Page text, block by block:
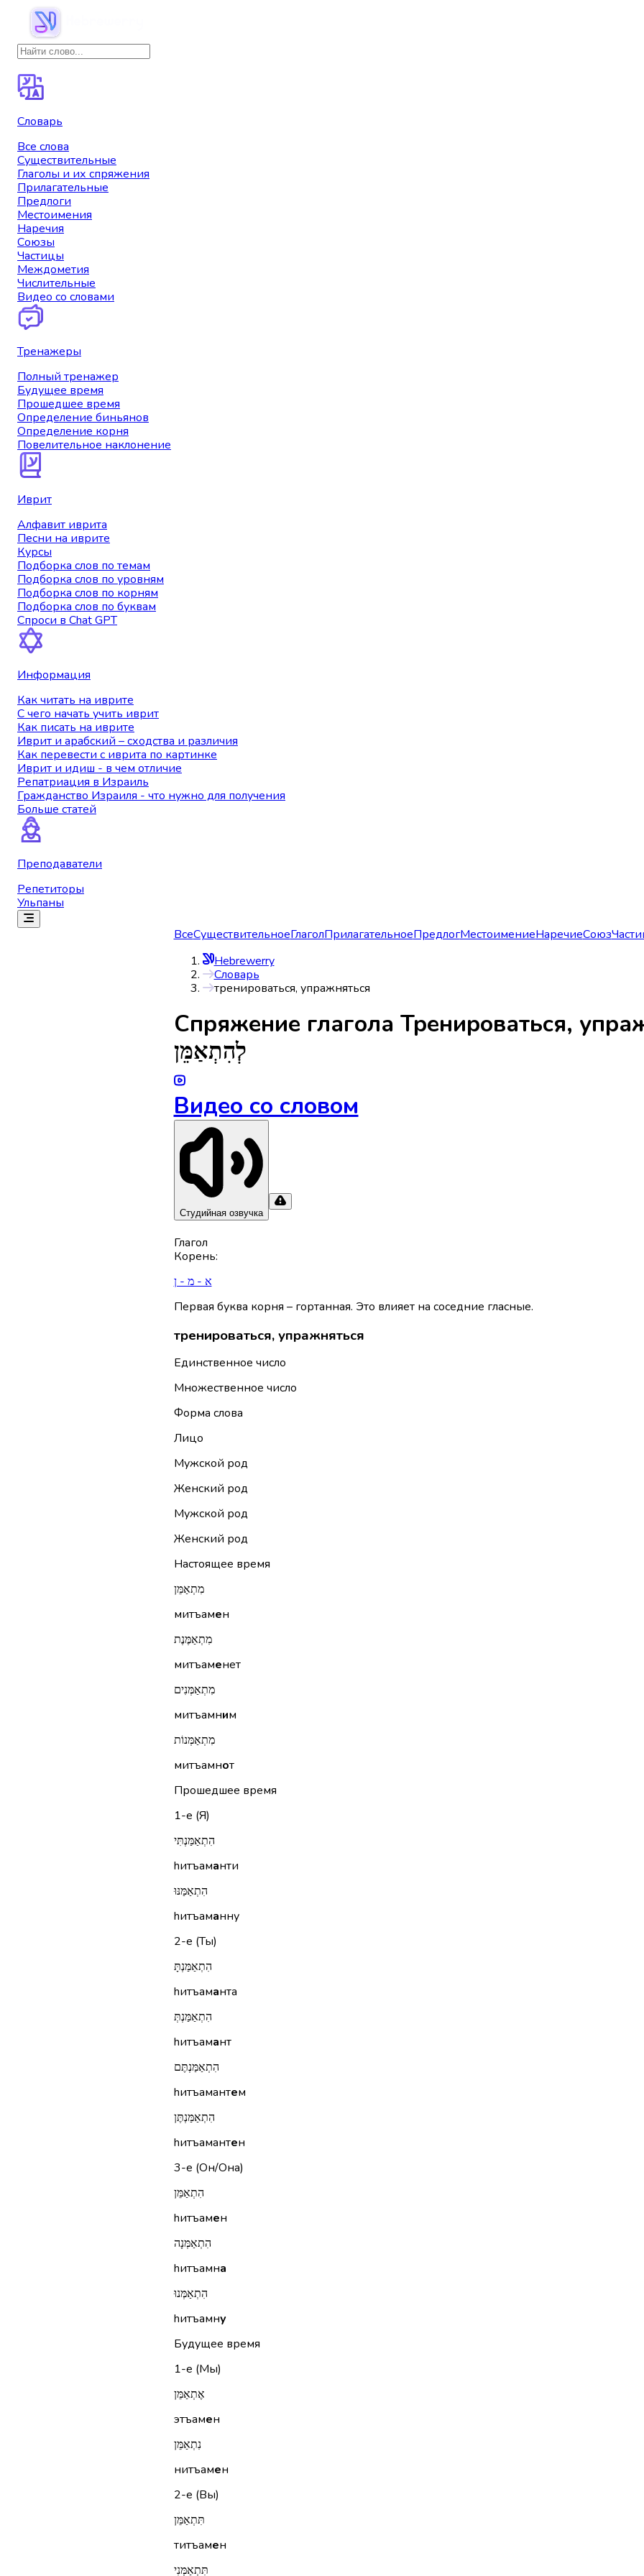
Словарь
Все слова
Существительные
Глаголы и их спряжения
Прилагательные
Предлоги
Местоимения
Наречия
Союзы
Частицы
Междометия
Числительные
Видео со словами
Тренажеры
Полный тренажер
Будущее время
Прошедшее время
Определение биньянов
Определение корня
Повелительное наклонение
Иврит
Алфавит иврита
Песни на иврите
Курсы
Подборка слов по темам
Подборка слов по уровням
Подборка слов по корням
Подборка слов по буквам
Спроси в Chat GPT
Информация
Как читать на иврите
С чего начать учить иврит
Как писать на иврите
Иврит и арабский – сходства и различия
Как перевести с иврита по картинке
Иврит и идиш - в чем отличие
Репатриация в Израиль
Гражданство Израиля - что нужно для получения
Больше статей
Преподаватели
Репетиторы
Ульпаны
ВсеСуществительноеГлаголПрилагательноеПредлогМестоимениеНаречиеСоюз
Hebrewerry
Словарь
тренироваться, упражняться
Спряжениe глагола Тренироваться,
לְהִתְאַמֵּן
Видео со словом
Студийная озвучка
Глагол
Корень:
א - מ - ן
Первая буква корня – гортанная. Это влияет на соседние гласные.
тренироваться, упражняться
Единственное число
Множественное число
Форма слова
Лицо
Мужской род
Женский род
Мужской род
Женский род
Настоящее время
מִתְאַמֵּן
митъамен
מִתְאַמֶּנֶת
митъаменет
מִתְאַמְּנִים
митъамним
מִתְאַמְּנוֹת
митъамнот
Прошедшее время
1-е (Я)
הִתְאַמַּנְתִּי
hитъаманти
הִתְאַמַּנּוּ
hитъаманну
2-е (Ты)
הִתְאַמַּנְתָּ
hитъаманта
הִתְאַמַּנְתְּ
hитъамант
הִתְאַמַּנְתֶּם
hитъамантем
הִתְאַמַּנְתֶּן
hитъамантен
3-е (Он/Она)
הִתְאַמֵּן
hитъамен
הִתְאַמְּנָה
hитъамна
הִתְאַמְּנוּ
hитъамну
Будущее время
1-е (Мы)
אֶתְאַמֵּן
этъамен
נִתְאַמֵּן
нитъамен
2-е (Вы)
תִּתְאַמֵּן
титъамен
תִּתְאַמְּנִי